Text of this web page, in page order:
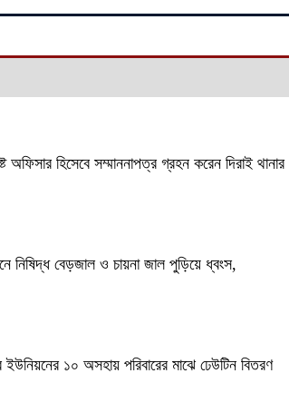
অফিসার হিসেবে সম্মাননাপত্র গ্রহন করেন দিরাই
নিষিদ্ধ বেড়জাল ও চায়না জাল পুড়িয়ে ধ্বংস,
ইউনিয়নের ১০ অসহায় পরিবারের মাঝে ঢেউটিন বিতরণ